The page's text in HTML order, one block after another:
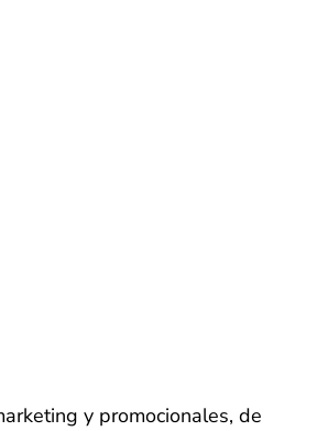
y promocionales, de